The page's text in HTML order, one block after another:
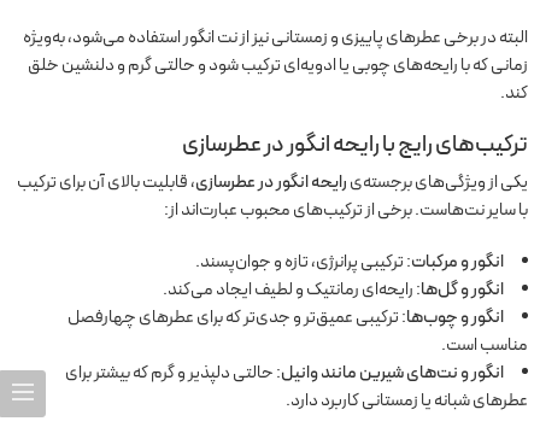
البته در برخی عطرهای پاییزی و زمستانی نیز از نت انگور استفاده می‌شود، به‌ویژه
زمانی که با رایحه‌های چوبی یا ادویه‌ای ترکیب شود و حالتی گرم و دلنشین خلق
کند.
ترکیب‌های رایج با رایحه انگور در عطرسازی
یکی از ویژگی‌های برجسته‌یرایحه انگور در عطرسازی، قابلیت بالای آن برای ترکیب
با سایر نت‌هاست. برخی از ترکیب‌های محبوب عبارت‌اند از:
انگور و مرکبات: ترکیبی پرانرژی، تازه و جوان‌پسند.
انگور و گل‌ها: رایحه‌ای رمانتیک و لطیف ایجاد می‌کند.
انگور و چوب‌ها: ترکیبی عمیق‌تر و جدی‌تر که برای عطرهای چهارفصل
مناسب است.
انگور و نت‌های شیرین مانند وانیل: حالتی دلپذیر و گرم که بیشتر برای
عطرهای شبانه یا زمستانی کاربرد دارد.